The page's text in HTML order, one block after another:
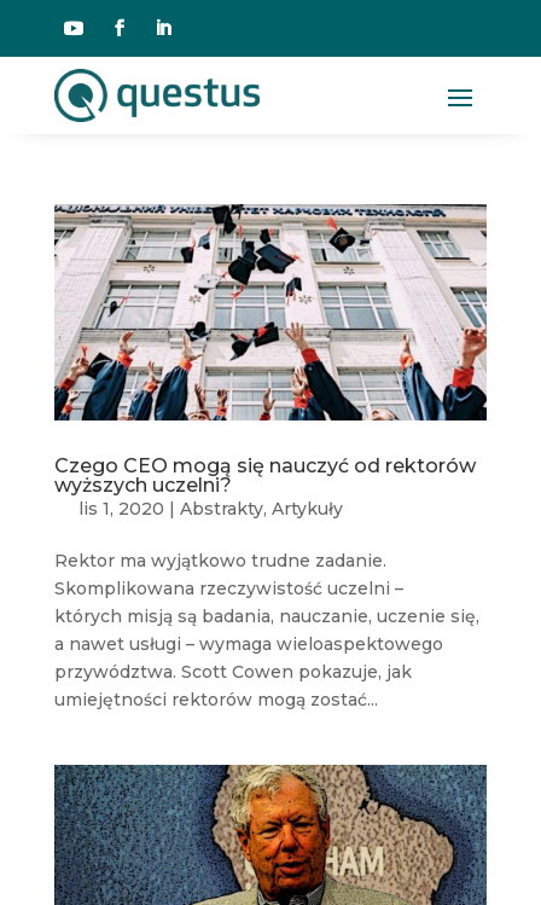
Czego CEO mogą się nauczyć od rektorów
wyższych uczelni?
lis 1, 2020 | Abstrakty, Artykuły
Rektor ma wyjątkowo trudne zadanie.
Skomplikowana rzeczywistość uczelni –
których misją są badania, nauczanie, uczenie się,
a nawet usługi – wymaga wieloaspektowego
przywództwa. Scott Cowen pokazuje, jak
umiejętności rektorów mogą zostać...